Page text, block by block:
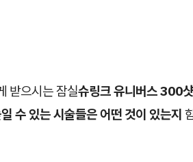
받으시는잠실슈링크 유니버스 300
수 있는 시술들은 어떤 것이 있는지